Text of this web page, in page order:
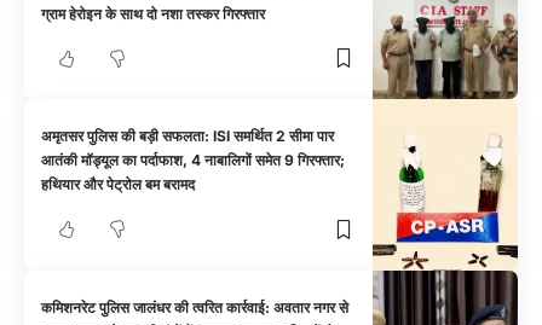
ग्राम हेरोइन के साथ दो नशा तस्कर गिरफ्तार
अमृतसर पुलिस की बड़ी सफलता: ISI समर्थित 2 सीमा पार
आतंकी मॉड्यूल का पर्दाफाश, 4 नाबालिगों समेत 9 गिरफ्तार;
हथियार और पेट्रोल बम बरामद
कमिशनरेट पुलिस जालंधर की त्वरित कार्रवाई: अवतार नगर से